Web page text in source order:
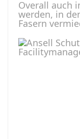
Overall auch
werden, in
Fasern